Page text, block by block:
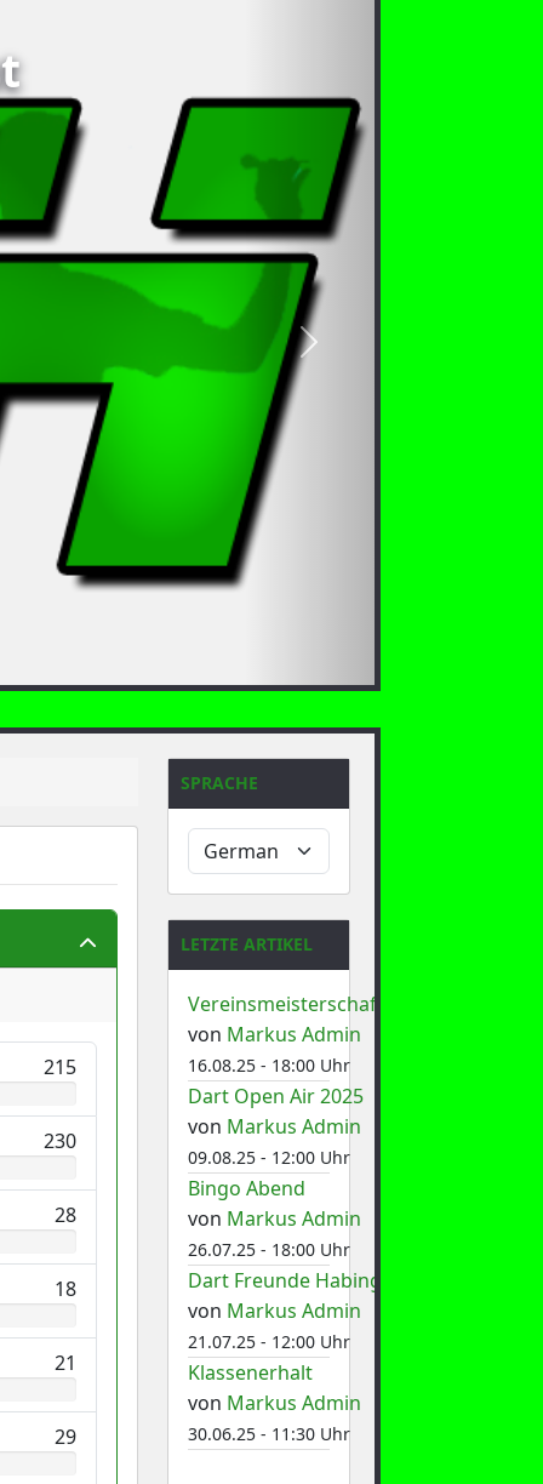
nächstes
215
230
28
18
21
29
SPRACHE
LETZTE ARTIKEL
Vereinsmeisterschaft
von Markus Admin
16.08.25 - 18:00 Uhr
Dart Open Air 2025
von Markus Admin
09.08.25 - 12:00 Uhr
Bingo Abend
von Markus Admin
26.07.25 - 18:00 Uhr
Dart Freunde Habinghorst 1
von Markus Admin
21.07.25 - 12:00 Uhr
Klassenerhalt
von Markus Admin
30.06.25 - 11:30 Uhr